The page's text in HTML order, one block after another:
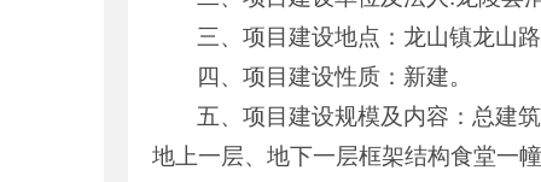
三、项目建设地点：龙山镇龙山
四、项目建设性质：新建。
五、项目建设规模及内容：总建
地上一层、地下一层框架结构食堂一